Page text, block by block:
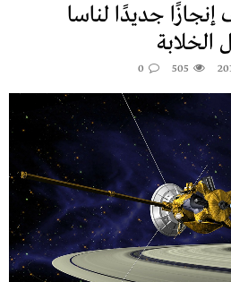
جديدًا لناسا
505
0